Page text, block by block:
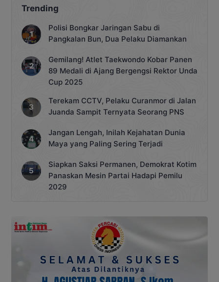
Trending
Polisi Bongkar Jaringan Sabu di
Pangkalan Bun, Dua Pelaku Diamankan
Gemilang! Atlet Taekwondo Kobar Panen
89 Medali di Ajang Bergengsi Rektor Unda
Cup 2025
Terekam CCTV, Pelaku Curanmor di Jalan
Juanda Sampit Ternyata Seorang PNS
Jangan Lengah, Inilah Kejahatan Dunia
Maya yang Paling Sering Terjadi
Siapkan Saksi Permanen, Demokrat Kotim
Panaskan Mesin Partai Hadapi Pemilu
2029